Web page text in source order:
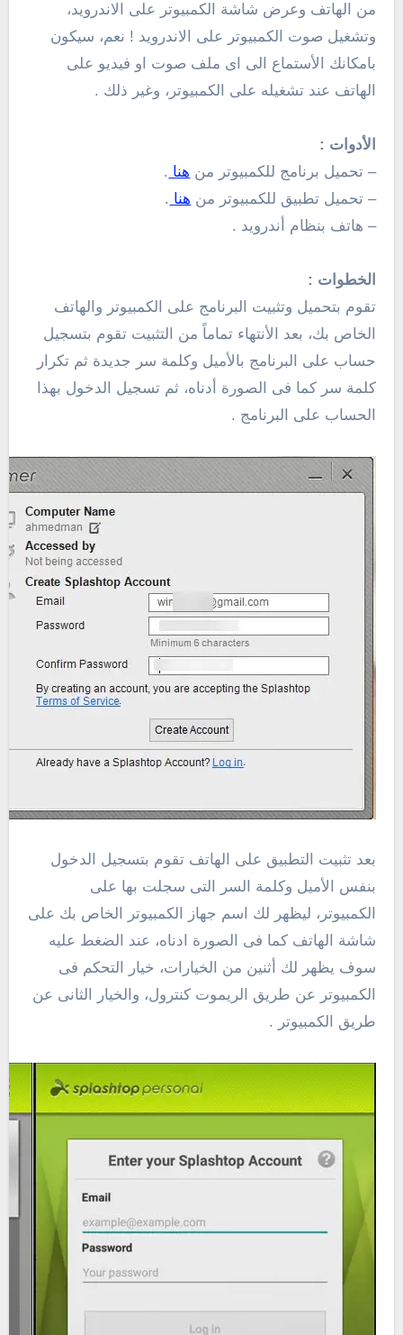
من الهاتف وعرض شاشة الكمبيوتر على الاندرويد،
وتشغيل صوت الكمبيوتر على الاندرويد ! نعم، سيكون
بامكانك الأستماع الى اى ملف صوت او فيديو على
الهاتف عند تشغيله على الكمبيوتر، وغير ذلك .
الأدوات :
– تحميل برنامج للكمبيوتر من هنا .
– تحميل تطبيق للكمبيوتر من هنا .
– هاتف بنظام أندرويد .
الخطوات :
تقوم بتحميل وتثبيت البرنامج على الكمبيوتر والهاتف
الخاص بك، بعد الأنتهاء تماماً من التثبيت تقوم بتسجيل
حساب على البرنامج بالأميل وكلمة سر جديدة ثم تكرار
كلمة سر كما فى الصورة أدناه، ثم تسجيل الدخول بهذا
الحساب على البرنامج .
بعد تثبيت التطبيق على الهاتف تقوم بتسجيل الدخول
بنفس الأميل وكلمة السر التى سجلت بها على
الكمبيوتر، ليظهر لك اسم جهاز الكمبيوتر الخاص بك على
شاشة الهاتف كما فى الصورة ادناه، عند الضغط عليه
سوف يظهر لك أثنين من الخيارات، خيار التحكم فى
الكمبيوتر عن طريق الريموت كنترول، والخيار الثانى عن
طريق الكمبيوتر .